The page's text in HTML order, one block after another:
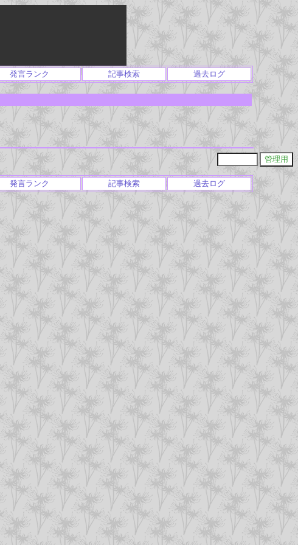
発言ランク 記事検索 過去ログ
発言ランク 記事検索 過去ログ